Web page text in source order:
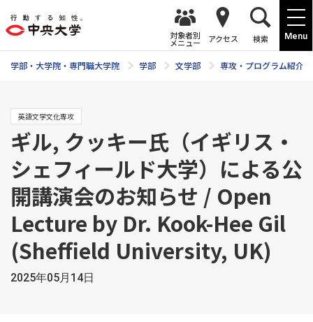
Menu
対象者別
メニュー アクセス 検索
学部・大学院・専門職大学院 学部 文学部 専攻・プログラム紹介
英語文学文化専攻
ギル, クッキー氏（イギリス・
シェフィールド大学）による公
開講演会のお知らせ / Open
Lecture by Dr. Kook-Hee Gil
(Sheffield University, UK)
2025年05月14日